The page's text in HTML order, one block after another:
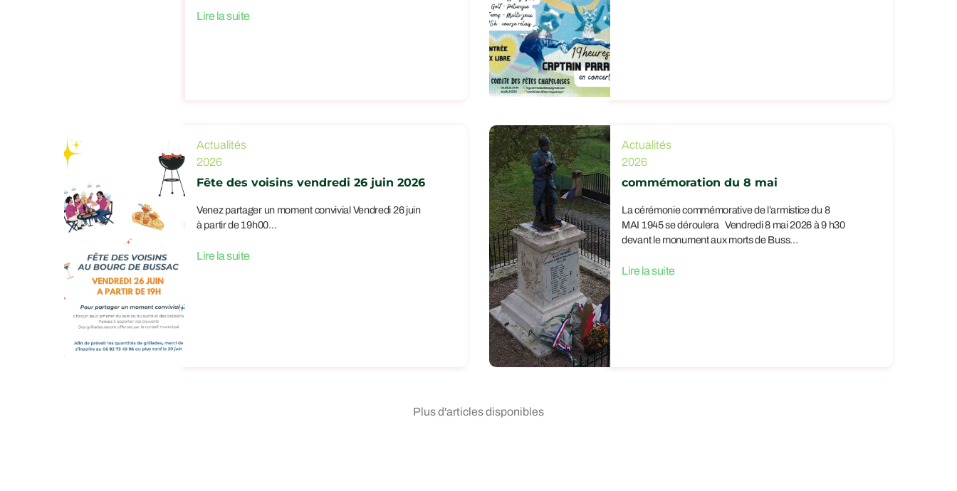
Lire la suite
Actualités
2026
Fête des voisins vendredi 26 juin 2026
Venez partager un moment convivial Vendredi 26 juin
à partir de 19h00…
Lire la suite
Actualités
2026
commémoration du 8 mai
La cérémonie commémorative de l’armistice du 8
MAI 1945 se déroulera Vendredi 8 mai 2026 à 9 h30
devant le monument aux morts de Buss…
Lire la suite
Plus d'articles disponibles